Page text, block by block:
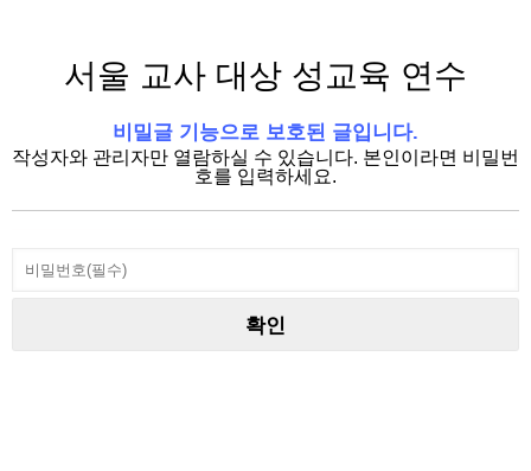
서울 교사 대상 성교육 연수
비밀글 기능으로 보호된 글입니다.
작성자와 관리자만 열람하실 수 있습니다. 본인이라면 비밀번
호를 입력하세요.